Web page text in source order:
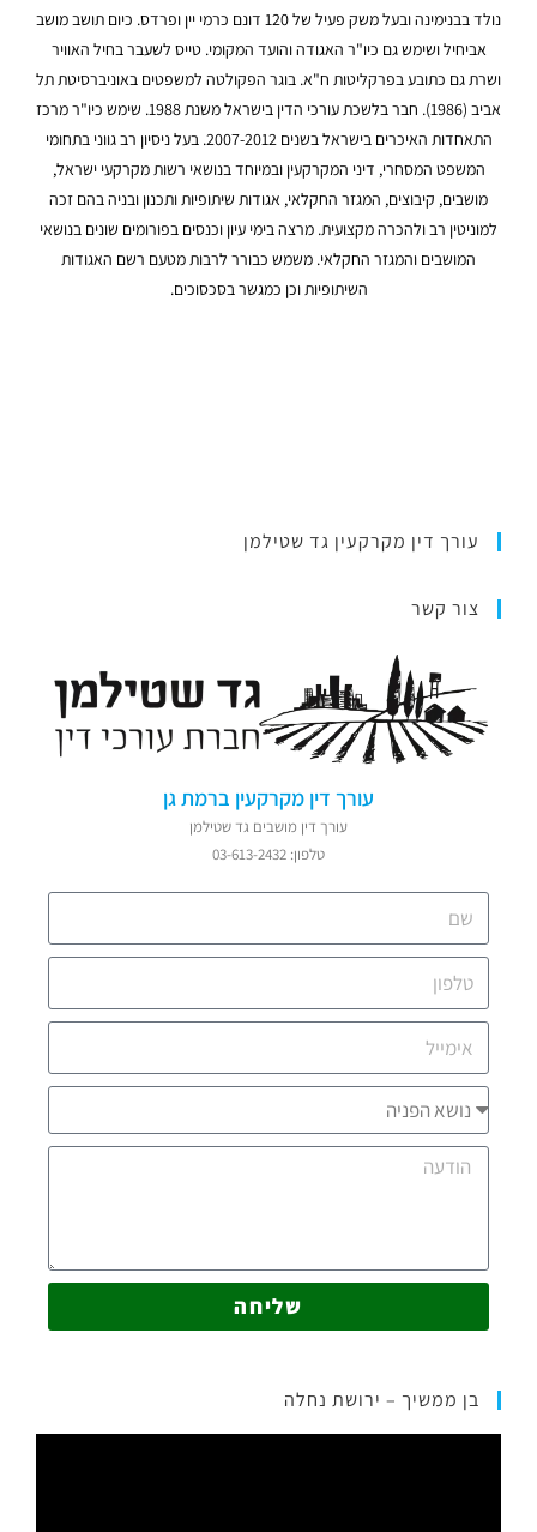
נולד בבנימינה ובעל משק פעיל של 120 דונם כרמי יין ופרדס. כיום תושב מושב
אביחיל ושימש גם כיו"ר האגודה והועד המקומי. טייס לשעבר בחיל האוויר
ושרת גם כתובע בפרקליטות ח"א. בוגר הפקולטה למשפטים באוניברסיטת תל
אביב (1986). חבר בלשכת עורכי הדין בישראל משנת 1988. שימש כיו"ר מרכז
התאחדות האיכרים בישראל בשנים 2007-2012. בעל ניסיון רב גווני בתחומי
המשפט המסחרי, דיני המקרקעין ובמיוחד בנושאי רשות מקרקעי ישראל,
מושבים, קיבוצים, המגזר החקלאי, אגודות שיתופיות ותכנון ובניה בהם זכה
למוניטין רב ולהכרה מקצועית. מרצה בימי עיון וכנסים בפורומים שונים בנושאי
המושבים והמגזר החקלאי. משמש כבורר לרבות מטעם רשם האגודות
השיתופיות וכן כמגשר בסכסוכים.
עורך דין מקרקעין גד שטילמן
צור קשר
עורך דין מקרקעין ברמת גן
עורך דין מושבים גד שטילמן
טלפון: 03-613-2432
שליחה
בן ממשיך – ירושת נחלה